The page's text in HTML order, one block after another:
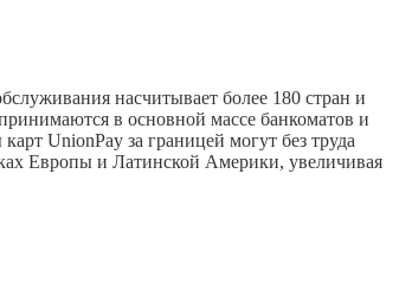
насчитывает более 180 стран и
в основной массе банкоматов и
UnionPay за границей могут без труда
Европы и Латинской Америки, увеличивая